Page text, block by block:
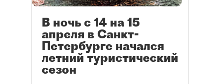
В ночь с 14 на 15
апреля в Санкт-
Петербурге начался
летний туристический
сезон